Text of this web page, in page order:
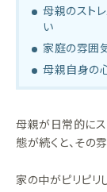
母親のスト
い
家庭の雰囲
母親自身の
母親が日常的にス
態が続くと、その
家の中がピリピリ